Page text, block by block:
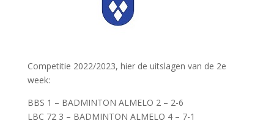
Competitie 2022/2023, hier de uitslagen van de 2e
week:
BBS 1 – BADMINTON ALMELO 2 – 2-6
LBC 72 3 – BADMINTON ALMELO 4 – 7-1